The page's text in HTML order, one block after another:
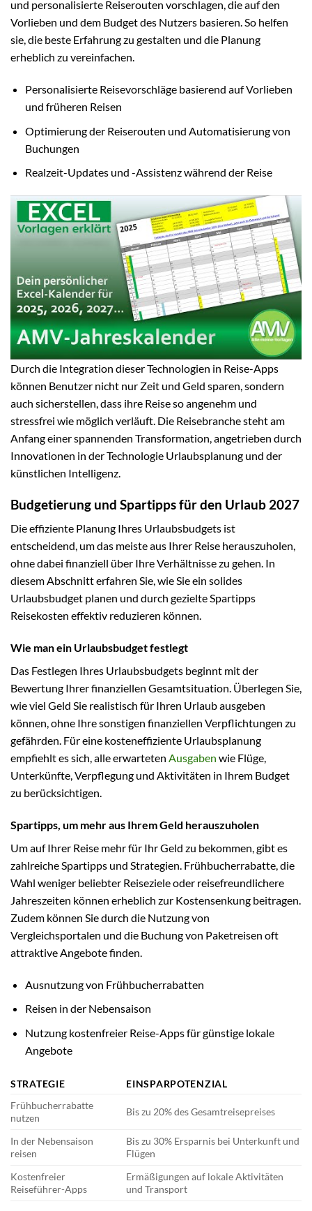
und personalisierte Reiserouten vorschlagen, die auf den
Vorlieben und dem Budget des Nutzers basieren. So helfen
sie, die beste Erfahrung zu gestalten und die Planung
erheblich zu vereinfachen.
Personalisierte Reisevorschläge basierend auf Vorlieben
und früheren Reisen
Optimierung der Reiserouten und Automatisierung von
Buchungen
Realzeit-Updates und -Assistenz während der Reise
Durch die Integration dieser Technologien in Reise-Apps
können Benutzer nicht nur Zeit und Geld sparen, sondern
auch sicherstellen, dass ihre Reise so angenehm und
stressfrei wie möglich verläuft. Die Reisebranche steht am
Anfang einer spannenden Transformation, angetrieben durch
Innovationen in der Technologie Urlaubsplanung und der
künstlichen Intelligenz.
Budgetierung und Spartipps für den Urlaub 2027
Die effiziente Planung Ihres Urlaubsbudgets ist
entscheidend, um das meiste aus Ihrer Reise herauszuholen,
ohne dabei finanziell über Ihre Verhältnisse zu gehen. In
diesem Abschnitt erfahren Sie, wie Sie ein solides
Urlaubsbudget planen und durch gezielte Spartipps
Reisekosten effektiv reduzieren können.
Wie man ein Urlaubsbudget festlegt
Das Festlegen Ihres Urlaubsbudgets beginnt mit der
Bewertung Ihrer finanziellen Gesamtsituation. Überlegen Sie,
wie viel Geld Sie realistisch für Ihren Urlaub ausgeben
können, ohne Ihre sonstigen finanziellen Verpflichtungen zu
gefährden. Für eine kosteneffiziente Urlaubsplanung
empfiehlt es sich, alle erwarteten Ausgaben wie Flüge,
Unterkünfte, Verpflegung und Aktivitäten in Ihrem Budget
zu berücksichtigen.
Spartipps, um mehr aus Ihrem Geld herauszuholen
Um auf Ihrer Reise mehr für Ihr Geld zu bekommen, gibt es
zahlreiche Spartipps und Strategien. Frühbucherrabatte, die
Wahl weniger beliebter Reiseziele oder reisefreundlichere
Jahreszeiten können erheblich zur Kostensenkung beitragen.
Zudem können Sie durch die Nutzung von
Vergleichsportalen und die Buchung von Paketreisen oft
attraktive Angebote finden.
Ausnutzung von Frühbucherrabatten
Reisen in der Nebensaison
Nutzung kostenfreier Reise-Apps für günstige lokale
Angebote
STRATEGIE
EINSPARPOTENZIAL
Frühbucherrabatte
nutzen
Bis zu 20% des Gesamtreisepreises
In der Nebensaison
reisen
Bis zu 30% Ersparnis bei Unterkunft und
Flügen
Kostenfreier
Reiseführer-Apps
Ermäßigungen auf lokale Aktivitäten
und Transport